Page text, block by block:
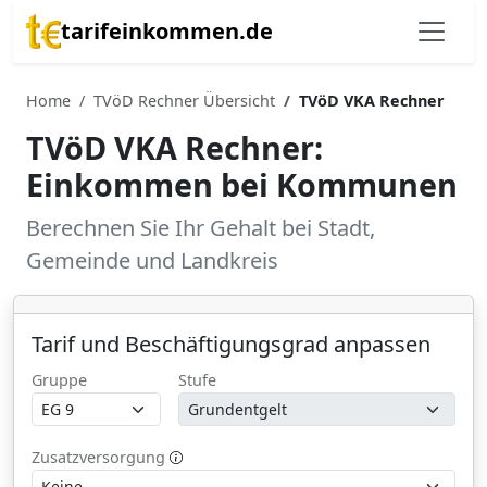
tarifeinkommen.de
Home TVöD Rechner Übersicht TVöD VKA Rechner
TVöD VKA Rechner:
Einkommen bei Kommunen
Berechnen Sie Ihr Gehalt bei Stadt,
Gemeinde und Landkreis
Tarif und Beschäftigungsgrad anpassen
Gruppe Stufe
Zusatzversorgung